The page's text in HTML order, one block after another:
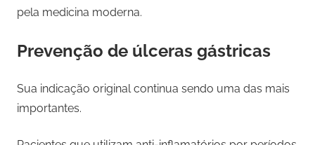
pela medicina moderna.
Prevenção de úlceras gástricas
Sua indicação original continua sendo uma das mais
importantes.